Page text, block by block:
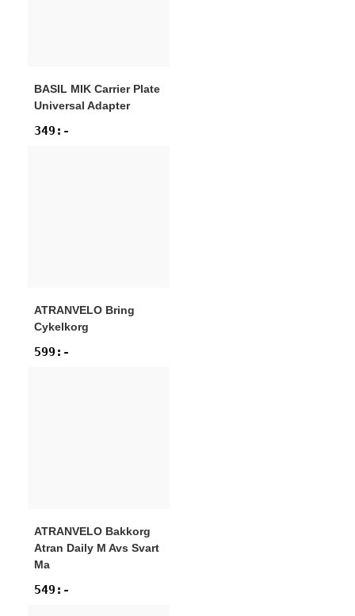
BASIL MIK Carrier Plate
Universal Adapter
349 :-
ATRANVELO Bring
Cykelkorg
599 :-
ATRANVELO Bakkorg
Atran Daily M Avs Svart
Ma
549 :-